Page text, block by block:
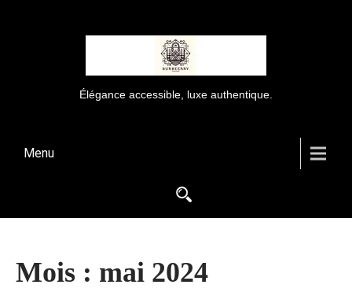
Élégance accessible, luxe authentique.
Menu
Mois : mai 2024